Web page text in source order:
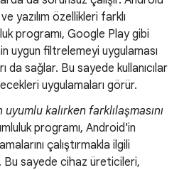
yazılım özellikleri farklı
programı, Google Play gibi
uygun filtrelemeyi uygulaması
da sağlar. Bu sayede kullanıcılar
uygulamaları görür.
kalırken farklılaşmasını
programı, Android'in
çalıştırmakla ilgili
Bu sayede cihaz üreticileri,